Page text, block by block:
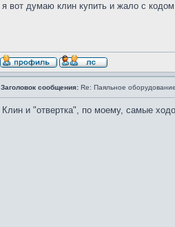
я вот думаю клин купить и жало с
Заголовок сообщения: Re: Паяльное оборудование.
Клин и "отвертка", по моему, самые